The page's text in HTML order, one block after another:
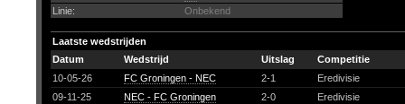
Linie:
Onbekend
Laatste wedstrijden
Datum
Wedstrijd Uitslag
Competitie
10-05-26
FC Groningen - NEC 2-1
Eredivisie
09-11-25
NEC - FC Groningen 2-0 Eredivisie